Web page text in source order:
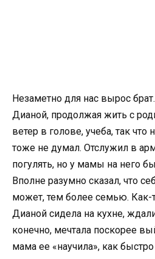
Незаметно для нас вырос
Дианой, продолжая жить с
ветер в голове, учеба, так
тоже не думал. Отслужил в
погулять, но у мамы на него
Вполне разумно сказал, что
может, тем более семью. Как-
Дианой сидела на кухне,
конечно, мечтала поскорее
мама ее «научила», как